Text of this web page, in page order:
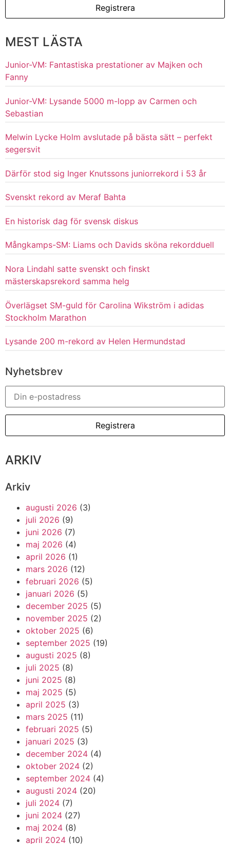
MEST LÄSTA
Junior-VM: Fantastiska prestationer av Majken och
Fanny
Junior-VM: Lysande 5000 m-lopp av Carmen och
Sebastian
Melwin Lycke Holm avslutade på bästa sätt – perfekt
segersvit
Därför stod sig Inger Knutssons juniorrekord i 53 år
Svenskt rekord av Meraf Bahta
En historisk dag för svensk diskus
Mångkamps-SM: Liams och Davids sköna rekordduell
Nora Lindahl satte svenskt och finskt
mästerskapsrekord samma helg
Överlägset SM-guld för Carolina Wikström i adidas
Stockholm Marathon
Lysande 200 m-rekord av Helen Hermundstad
Nyhetsbrev
ARKIV
Arkiv
augusti 2026 (3)
juli 2026 (9)
juni 2026 (7)
maj 2026 (4)
april 2026 (1)
mars 2026 (12)
februari 2026 (5)
januari 2026 (5)
december 2025 (5)
november 2025 (2)
oktober 2025 (6)
september 2025 (19)
augusti 2025 (8)
juli 2025 (8)
juni 2025 (8)
maj 2025 (5)
april 2025 (3)
mars 2025 (11)
februari 2025 (5)
januari 2025 (3)
december 2024 (4)
oktober 2024 (2)
september 2024 (4)
augusti 2024 (20)
juli 2024 (7)
juni 2024 (27)
maj 2024 (8)
april 2024 (10)